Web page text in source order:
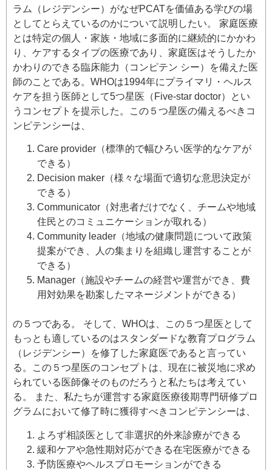
ラム（レジデンシー）がなぜPCATを価値ある学びの場
としてとらえているのかについて説明したい。 家庭医療
とは特定の個人・家族・地域に多面的に継続的にかかわ
り、ケアするタイプの医療であり、家庭医はそうしたか
かわりのできる臨床能力（コンピテン シー）を備えた医
師のことである。WHOは1994年にプライマリ・ヘルス
ケアを担う医師として5つ星医（Five-star doctor）とい
うコンセプトを提示した。この５つ星医の備えるべきコ
ンピテンシーは、
Care provider（標準的で幅ひろい医学的なケアが
できる）
Decision maker（様々な場面で適切な意思決定が
できる）
Communicator（対患者だけでなく、チームや地域
住民とのコミュニケーションが取れる）
Community leader（地域の健康問題について政策
提案ができ、人の集まりを組織し運営することが
できる）
Manager（施設やチームの経営や運営ができ、費
用対効果を勘案したマネージメントができる）
の５つである。 そして、WHOは、この５つ星医として
もっとも適しているのはスタンダードな教育プログラム
（レジデンシー）を修了した家庭医であると言ってい
る。この５つ星医のコンセプトは、現在に被災地に求め
られている医師像そのものだろうと私たちは考えてい
る。 また、私たちが運営する家庭医療後期専門研修プロ
グラムにおいて修了時に獲得すべきコンピテンシーは、
よろず相談医として非選択的外来診療ができる
緩和ケアや急性期対応ができる在宅医療ができる
予防医療やヘルスプロモーションができる